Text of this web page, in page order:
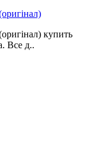
купить
Все д..